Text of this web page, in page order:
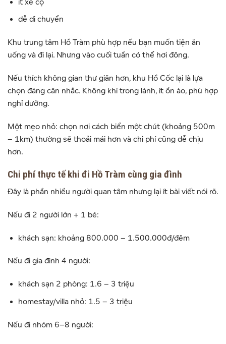
dễ di chuyển
Khu trung tâm Hồ Tràm phù hợp nếu bạn muốn tiện ăn
uống và đi lại. Nhưng vào cuối tuần có thể hơi đông.
Nếu thích không gian thư giãn hơn, khu Hồ Cốc lại là lựa
chọn đáng cân nhắc. Không khí trong lành, ít ồn ào, phù hợp
nghỉ dưỡng.
Một mẹo nhỏ: chọn nơi cách biển một chút (khoảng 500m
– 1km) thường sẽ thoải mái hơn và chi phí cũng dễ chịu
hơn.
Chi phí thực tế khi đi Hồ Tràm cùng gia đình
Đây là phần nhiều người quan tâm nhưng lại ít bài viết nói rõ.
Nếu đi 2 người lớn + 1 bé:
khách sạn: khoảng 800.000 – 1.500.000đ/đêm
Nếu đi gia đình 4 người:
khách sạn 2 phòng: 1.6 – 3 triệu
homestay/villa nhỏ: 1.5 – 3 triệu
Nếu đi nhóm 6–8 người: